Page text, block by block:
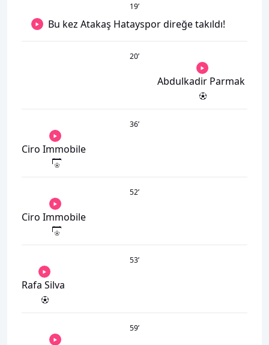
19’
Bu kez Atakaş Hatayspor direğe takıldı!
20’
Abdulkadir Parmak
36’
Ciro Immobile
52’
Ciro Immobile
53’
Rafa Silva
59’